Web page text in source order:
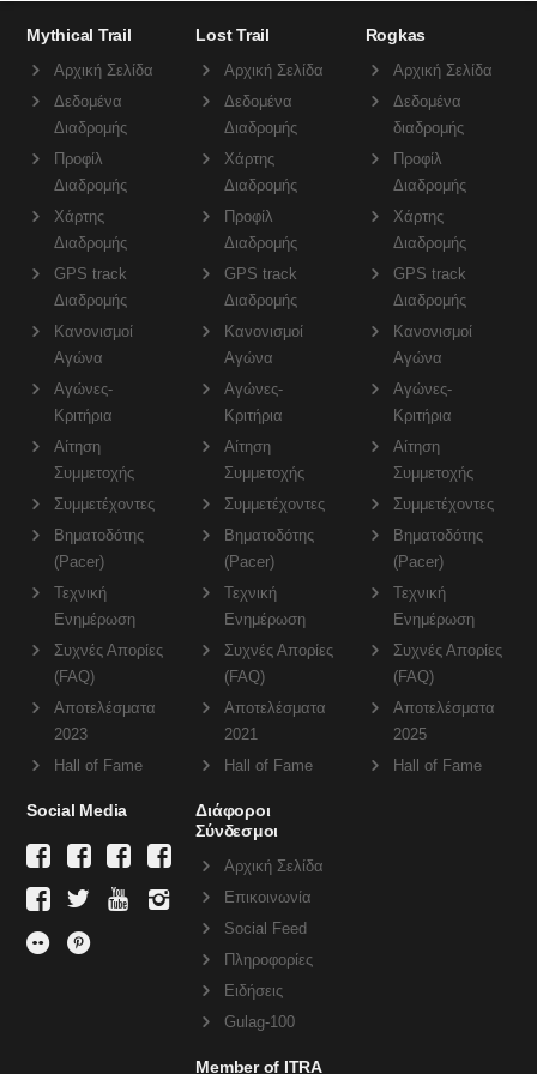
Mythical Trail
Αρχική Σελίδα
Δεδομένα
Διαδρομής
Προφίλ
Διαδρομής
Χάρτης
Διαδρομής
GPS track
Διαδρομής
Κανονισμοί
Αγώνα
Αγώνες-
Κριτήρια
Αίτηση
Συμμετοχής
Συμμετέχοντες
Βηματοδότης
(Pacer)
Τεχνική
Ενημέρωση
Συχνές Απορίες
(FAQ)
Αποτελέσματα
2023
Hall of Fame
Lost Trail
Αρχική Σελίδα
Δεδομένα
Διαδρομής
Χάρτης
Διαδρομής
Προφίλ
Διαδρομής
GPS track
Διαδρομής
Κανονισμοί
Αγώνα
Αγώνες-
Κριτήρια
Αίτηση
Συμμετοχής
Συμμετέχοντες
Βηματοδότης
(Pacer)
Τεχνική
Ενημέρωση
Συχνές Απορίες
(FAQ)
Αποτελέσματα
2021
Hall of Fame
Rogkas
Αρχική Σελίδα
Δεδομένα
διαδρομής
Προφίλ
Διαδρομής
Χάρτης
Διαδρομής
GPS track
Διαδρομής
Κανονισμοί
Αγώνα
Αγώνες-
Κριτήρια
Αίτηση
Συμμετοχής
Συμμετέχοντες
Βηματοδότης
(Pacer)
Τεχνική
Ενημέρωση
Συχνές Απορίες
(FAQ)
Αποτελέσματα
2025
Hall of Fame
Social Media
Διάφοροι
Σύνδεσμοι
Αρχική Σελίδα
Επικοινωνία
Social Feed
Πληροφορίες
Ειδήσεις
Gulag-100
Member of ITRA